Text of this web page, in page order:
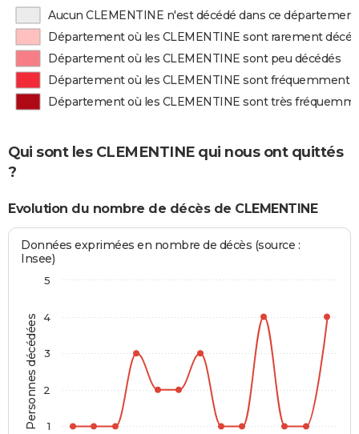
Aucun CLEMENTINE n'est décédé dans ce département
Département où les CLEMENTINE sont rarement
Département où les CLEMENTINE sont peu décédés
Département où les CLEMENTINE sont fréquemment
Département où les CLEMENTINE sont très
Qui sont les CLEMENTINE qui nous ont quittés
?
Evolution du nombre de décès de CLEMENTINE
Personnes décédées
Données exprimées en nombre de décès (source :
Insee)
1
2
3
4
5